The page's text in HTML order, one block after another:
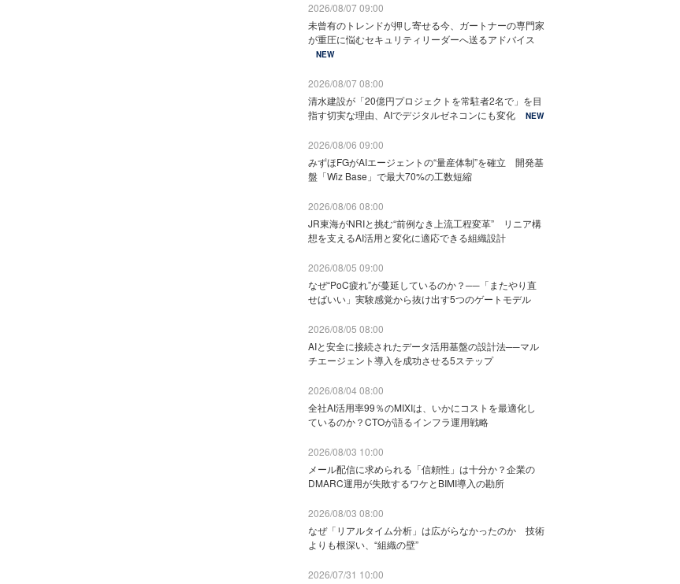
2026/08/07 09:00
未曾有のトレンドが押し寄せる今、ガートナーの専門家
が重圧に悩むセキュリティリーダーへ送るアドバイス
NEW
2026/08/07 08:00
清水建設が「20億円プロジェクトを常駐者2名で」を目
指す切実な理由、AIでデジタルゼネコンにも変化
NEW
2026/08/06 09:00
みずほFGがAIエージェントの“量産体制”を確立 開発基
盤「Wiz Base」で最大70%の工数短縮
2026/08/06 08:00
JR東海がNRIと挑む“前例なき上流工程変革” リニア構
想を支えるAI活用と変化に適応できる組織設計
2026/08/05 09:00
なぜ“PoC疲れ”が蔓延しているのか？──「またやり直
せばいい」実験感覚から抜け出す5つのゲートモデル
2026/08/05 08:00
AIと安全に接続されたデータ活用基盤の設計法──マル
チエージェント導入を成功させる5ステップ
2026/08/04 08:00
全社AI活用率99％のMIXIは、いかにコストを最適化し
ているのか？CTOが語るインフラ運用戦略
2026/08/03 10:00
メール配信に求められる「信頼性」は十分か？企業の
DMARC運用が失敗するワケとBIMI導入の勘所
2026/08/03 08:00
なぜ「リアルタイム分析」は広がらなかったのか 技術
よりも根深い、“組織の壁”
2026/07/31 10:00